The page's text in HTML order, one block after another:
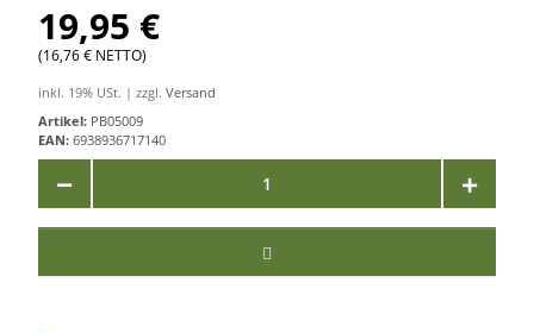
19,95 €
(16,76 € NETTO)
inkl. 19% USt. | zzgl. Versand
Artikel: PB05009
EAN: 6938936717140